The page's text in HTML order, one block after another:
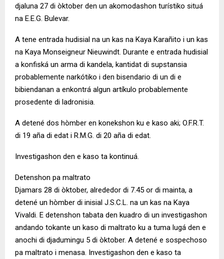
djaluna 27 di òktober den un akomodashon turístiko situá
na E.E.G. Bulevar.
A tene entrada hudisial na un kas na Kaya Karañito i un kas
na Kaya Monseigneur Nieuwindt. Durante e entrada hudisial
a konfiská un arma di kandela, kantidat di supstansia
probablemente narkótiko i den bisendario di un di e
bibiendanan a enkontrá algun artíkulo probablemente
prosedente di ladronisia.
A detené dos hòmber en konekshon ku e kaso aki; O.F.R.T.
di 19 aña di edat i R.M.G. di 20 aña di edat.
Investigashon den e kaso ta kontinuá.
Detenshon pa maltrato
Djamars 28 di òktober, alrededor di 7.45 or di mainta, a
detené un hòmber di inisial J.S.C.L. na un kas na Kaya
Vivaldi. E detenshon tabata den kuadro di un investigashon
andando tokante un kaso di maltrato ku a tuma lugá den e
anochi di djadumingu 5 di òktober. A detené e sospechoso
pa maltrato i menasa. Investigashon den e kaso ta